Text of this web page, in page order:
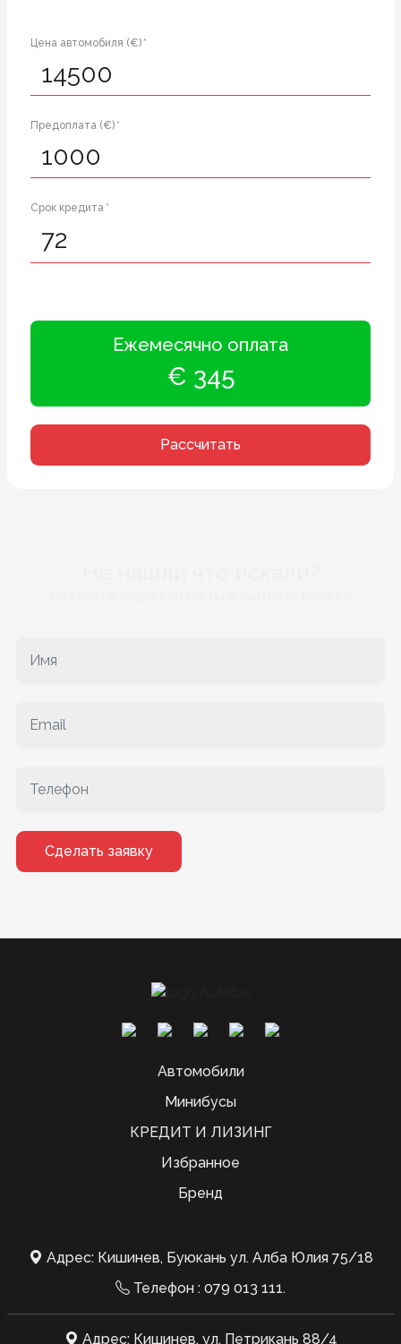
Цена автомобиля (€) *
Предоплата (€) *
Срок кредита *
Ежемесячно оплата
€ 345
Рассчитать
Сделать заявку
Автомобили
Минибусы
КРЕДИТ И ЛИЗИНГ
Избранное
Бренд
Адрес: Кишинев, Буюкань ул. Алба Юлия 75/18
Телефон : 079 013 111.
Адрес: Кишинев, ул. Петрикань 88/4